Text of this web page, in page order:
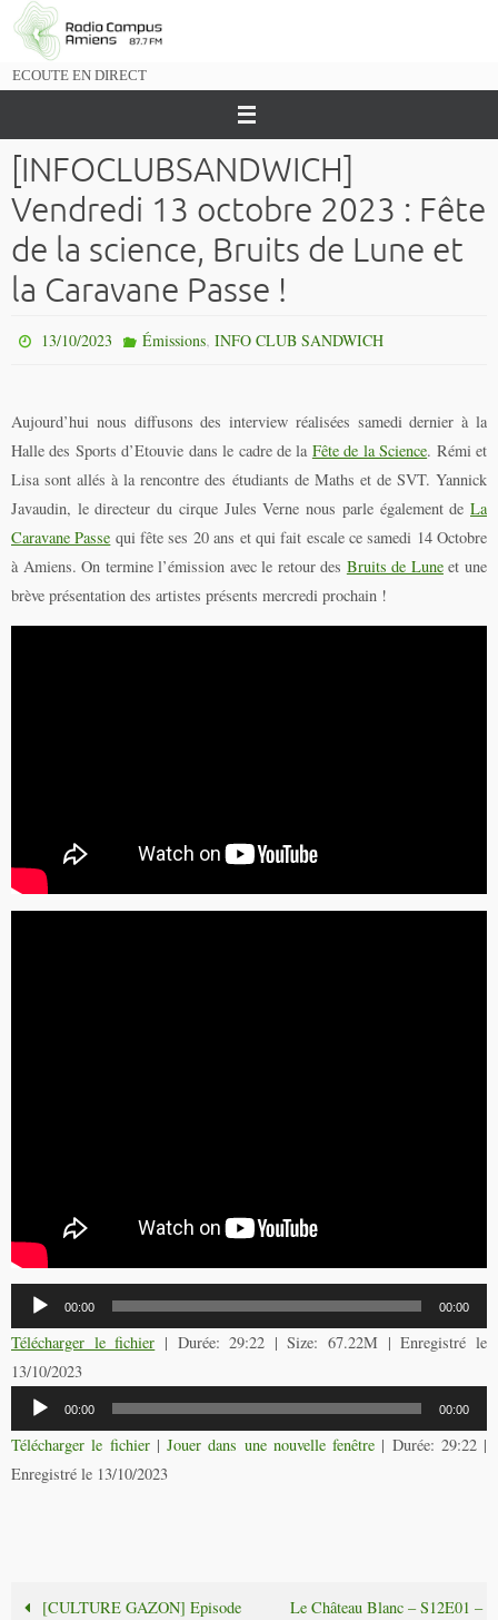
Passer
vers
ECOUTE EN DIRECT
[INFOCLUBSANDWICH]
Vendredi 13 octobre 2023 : Fête
de la science, Bruits de Lune et
la Caravane Passe !
13/10/2023 Émissions, INFO CLUB SANDWICH
Aujourd’hui nous diffusons des interview réalisées samedi dernier à la
Halle des Sports d’Etouvie dans le cadre de la Fête de la Science. Rémi et
Lisa sont allés à la rencontre des étudiants de Maths et de SVT. Yannick
Javaudin, le directeur du cirque Jules Verne nous parle également de La
Caravane Passe qui fête ses 20 ans et qui fait escale ce samedi 14 Octobre
à Amiens. On termine l’émission avec le retour des Bruits de Luneet une
brève présentation des artistes présents mercredi prochain !
Lecteur
audio
00:00 00:00
Télécharger le fichier | Durée: 29:22 | Size: 67.22M | Enregistré le
13/10/2023
Lecteur
audio
00:00 00:00
Télécharger le fichier| Jouer dans une nouvelle fenêtre | Durée: 29:22|
Enregistré le 13/10/2023
[CULTURE GAZON] Episode
Le Château Blanc – S12E01 –